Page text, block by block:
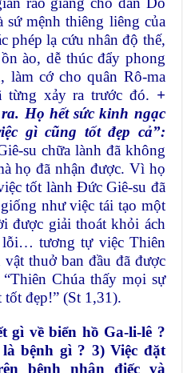
mệnh thiêng liêng của
phép lạ cứu nhân độ thế,
ào, dễ thúc đẩy phong
làm cớ cho quân Rô-ma
từng xảy ra trước đó. +
Họ hết sức kinh ngạc
gì cũng tốt đẹp cả”:
su chữa lành đã không
họ đã nhận được. Vì họ
tốt lành Đức Giê-su đã
như việc tái tạo một
được giải thoát khỏi ách
tương tự việc Thiên
thuở ban đầu đã được
Chúa thấy mọi sự
tốt đẹp!” (St 1,31).
gì về biển hồ Ga-li-lê ?
bệnh gì ? 3) Việc đặt
bệnh nhân điếc và